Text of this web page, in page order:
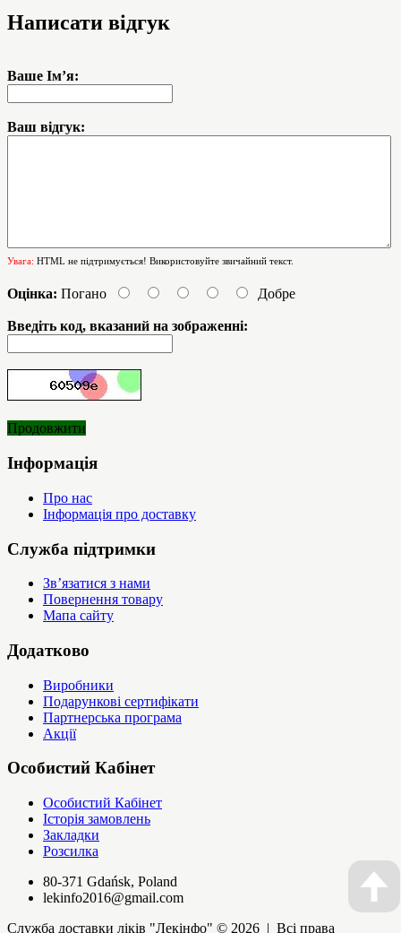
Написати відгук
Ваше Ім’я:
Ваш відгук:
Увага: HTML не підтримується! Використовуйте звичайний текст.
Оцінка: Погано Добре
Введіть код, вказаний на зображенні:
Продовжити
Інформація
Про нас
Інформація про доставку
Служба підтримки
Зв’язатися з нами
Повернення товару
Мапа сайту
Додатково
Виробники
Подарункові сертифікати
Партнерська програма
Акції
Особистий Кабінет
Особистий Кабінет
Історія замовлень
Закладки
Розсилка
80-371 Gdańsk, Poland
lekinfo2016@gmail.com
Служба доставки ліків "Лекінфо" © 2026 | Всі права